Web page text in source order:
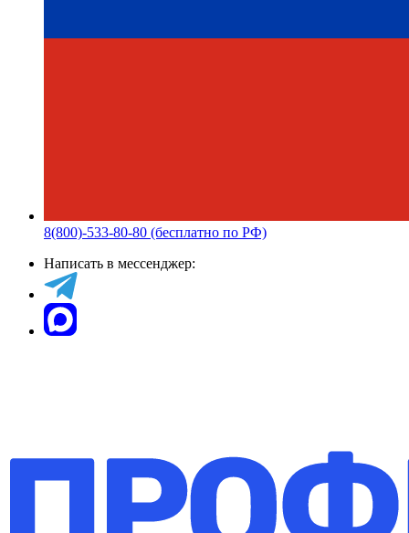
8(800)-533-80-80 (бесплатно по РФ)
Написать в мессенджер: